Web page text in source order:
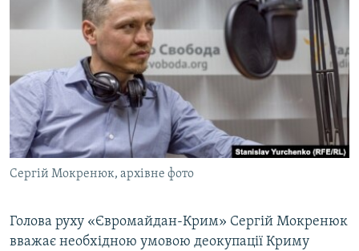
СПЕЦПРОЕКТИ
ДЕПОРТАЦІЯ
ВІДЕОУРОКИ «ELIFBE»
СВІДЧЕННЯ ОКУПАЦІЇ
УКРАЇНСЬКА ПРОБЛЕМА КРИМУ
ІНФОГРАФІКА
ЯК ОБІЙТИ БЛОКУВАННЯ
Русский
Qırımtatar
ДОЛУЧАЙСЯ!
Усі сайти RFE/RL
Сергій Мокренюк, архівне фото
Голова руху «Євромайдан-Крим» Сергій Мокренюк
вважає необхідною умовою деокупації Криму